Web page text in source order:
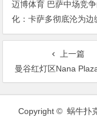
迈博体育 巴萨中场竞
化：卡萨多彻底沦为边
特高薪邀约引发去留两
上一篇
曼谷红灯区Nana Plaza体验：进酒吧一定要消费吗？ 有什么
文
Copyright © 蜗牛扑